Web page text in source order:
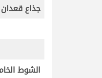
جذاع قعدان
الشوط